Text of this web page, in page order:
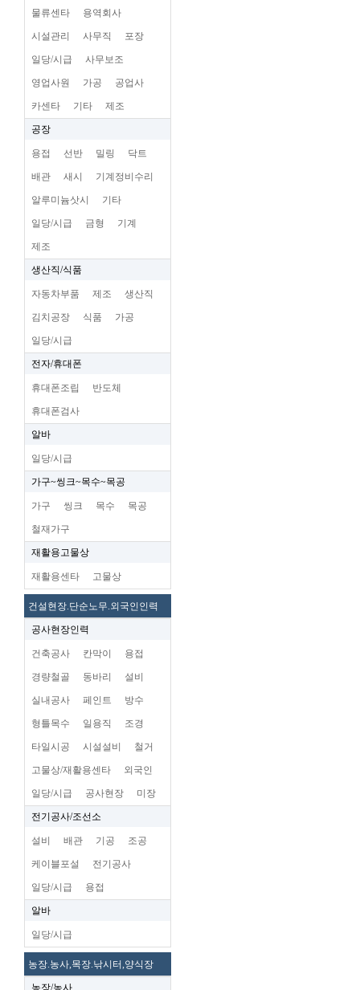
물류센타 용역회사
시설관리 사무직 포장
일당/시급 사무보조
영업사원 가공 공업사
카센타 기타 제조
공장
용접 선반 밀링 닥트
배관 새시 기계정비수리
알루미늄삿시 기타
일당/시급 금형 기계
제조
생산직/식품
자동차부품 제조 생산직
김치공장 식품 가공
일당/시급
전자/휴대폰
휴대폰조립 반도체
휴대폰검사
알바
일당/시급
가구~씽크~목수~목공
가구 씽크 목수 목공
철재가구
재활용고물상
재활용센타 고물상
건설현장.단순노무.외국인인력
공사현장인력
건축공사 칸막이 용접
경량철골 동바리 설비
실내공사 페인트 방수
형틀목수 일용직 조경
타일시공 시설설비 철거
고물상/재활용센타 외국인
일당/시급 공사현장 미장
전기공사/조선소
설비 배관 기공 조공
케이블포설 전기공사
일당/시급 용접
알바
일당/시급
농장.농사,목장.낚시터,양식장
농장/농사